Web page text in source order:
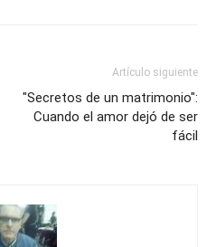
Artículo siguiente
"Secretos de un matrimonio":
Cuando el amor dejó de ser
fácil